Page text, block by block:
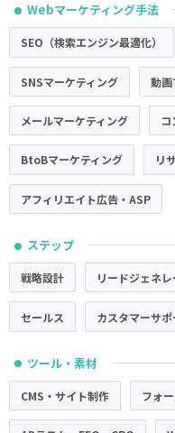
● Webマーケティング手法
SEO（検索エンジン最適化）
SNSマーケティング 動画
メールマーケティング
BtoBマーケティング リ
アフィリエイト広告・ASP
● ステップ
戦略設計 リードジェネ
セールス カスタマーサ
● ツール・素材
CMS・サイト制作 フォ